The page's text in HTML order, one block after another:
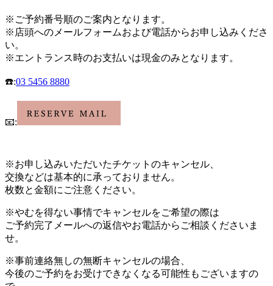
※ ご予約番号順のご案内となります。
※ 店頭へのメールフォームおよび電話からお申し込みくださ
い。
※エントランス時のお支払いは現金のみとなります。
☎️:03 5456 8880
📧:
※お申し込みいただいたチケットのキャンセル、
交換などは基本的に承っておりません。
枚数と金額にご注意ください。
※やむを得ない事情でキャンセルをご希望の際は
ご予約完了メールへの返信やお電話からご相談くださいま
せ。
※事前連絡無しの無断キャンセルの場合、
今後のご予約をお受けできなくなる可能性もございますの